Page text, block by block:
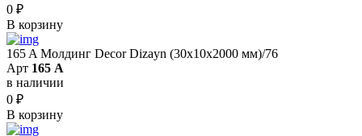
0 ₽
В корзину
165 A Молдинг Decor Dizayn (30х10х2000 мм)/76
Арт 165 A
в наличии
0 ₽
В корзину